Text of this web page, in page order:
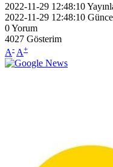
2022-11-29 12:48:10
2022-11-29 12:48:10
0Yorum
4027 Gösterim
A- A+